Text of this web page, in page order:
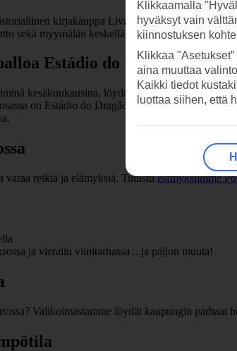
kirjakauppa Livraria Lello, joka
sekä myymälän keskellä oleva hieno portaikko.
Estádio do Dragãossa
kesäkuukausina, löydät täältä monia rantoja,
on Estádio do Dragão, joka on Porton
varaa retkiä ja elämyksiä. Tutustuelämyksiimme
ja vierailu viinitarhassa ...ja paljon muuta!
Valikoimastamme löydät kaupungin parhaat
Klikkaamalla
hyväksyt vain
kiinnostuksen
Klikkaa
aina muuttaa
Kaikki tiedot
luottaa siihen, että